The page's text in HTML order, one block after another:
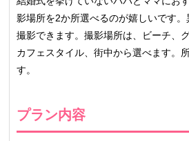
影場所を2か所選べるのが嬉しいです
撮影できます。撮影場所は、ビーチ、
カフェスタイル、街中から選べます。
す。
プラン内容